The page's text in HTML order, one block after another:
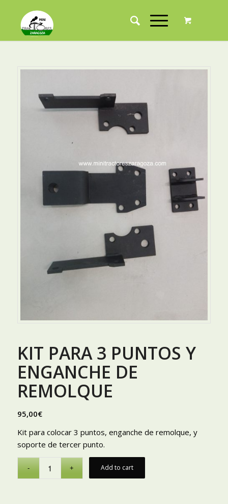
KIT PARA 3 PUNTOS Y
ENGANCHE DE
REMOLQUE
95,00€
Kit para colocar 3 puntos, enganche de remolque, y
soporte de tercer punto.
Add to cart